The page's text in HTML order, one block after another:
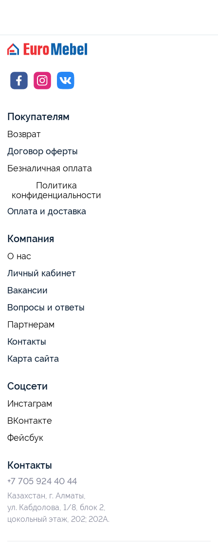
Покупателям
Возврат
Договор оферты
Безналичная оплата
Политика
конфиденциальности
Оплата и доставка
Компания
О нас
Личный кабинет
Вакансии
Вопросы и ответы
Партнерам
Контакты
Карта сайта
Соцсети
Инстаграм
ВКонтакте
Фейсбук
Контакты
+7 705 924 40 44
Казахстан, г. Алматы,
ул. Кабдолова, 1/8, блок 2,
цокольный этаж, 202; 202А.